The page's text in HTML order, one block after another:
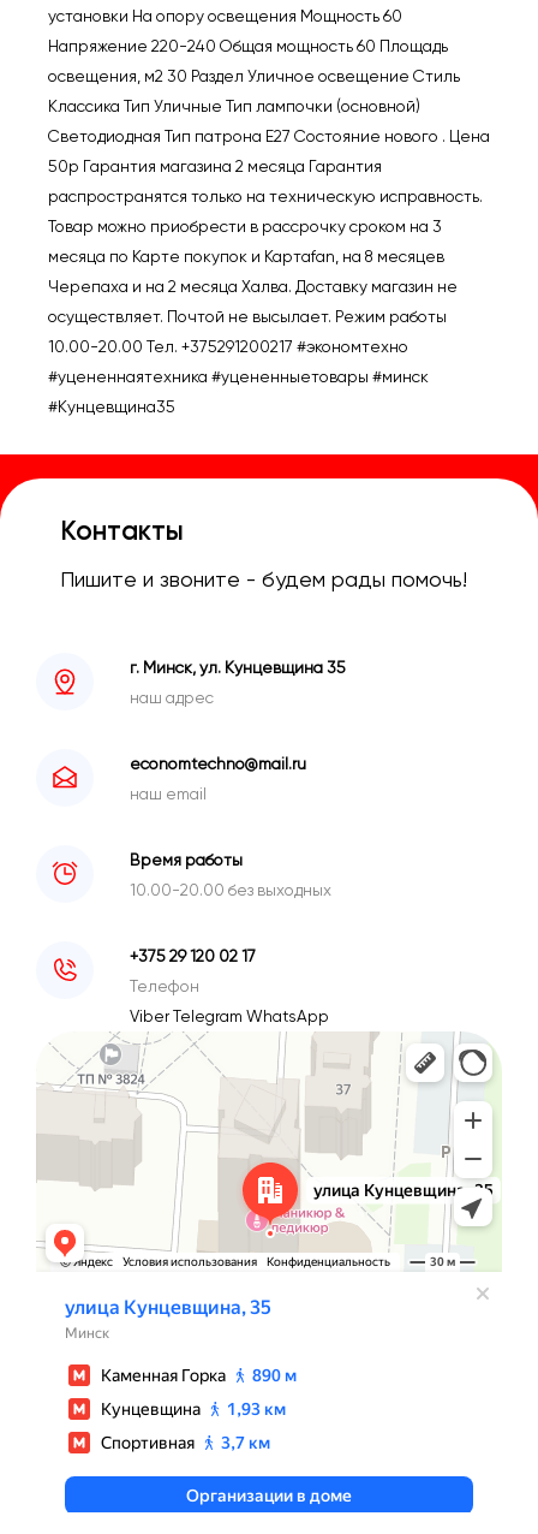
установки На опору освещения Мощность 60
Напряжение 220-240 Общая мощность 60 Площадь
освещения, м2 30 Раздел Уличное освещение Стиль
Классика Тип Уличные Тип лампочки (основной)
Светодиодная Тип патрона E27 Состояние нового . Цена
50р Гарантия магазина 2 месяца Гарантия
распространятся только на техническую исправность.
Товар можно приобрести в рассрочку сроком на 3
месяца по Карте покупок и Картаfan, на 8 месяцев
Черепаха и на 2 месяца Халва. Доставку магазин не
осуществляет. Почтой не высылает. Режим работы
10.00-20.00 Тел. +375291200217 #экономтехно
#уцененнаятехника #уцененныетовары #минск
#Кунцевщина35
Контакты
Пишите и звоните - будем рады помочь!
г. Минск, ул. Кунцевщина 35
наш адрес
economtechno@mail.ru
наш email
Время работы
10.00-20.00 без выходных
+375 29 120 02 17
Телефон
ViberTelegram WhatsApp
Минск
Улица Кунцевщина, 35 — Яндекс Карты